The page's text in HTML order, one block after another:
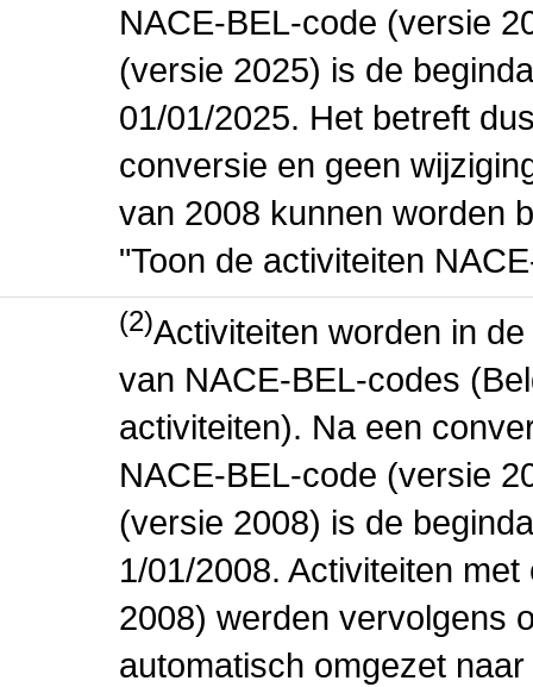
NACE-BEL-code (versie
(versie 2025) is de
01/01/2025. Het betreft
conversie en geen
van 2008 kunnen worden
"Toon de activiteiten
(2)Activiteiten worden in
van NACE-BEL-codes
activiteiten). Na een
NACE-BEL-code (versie
(versie 2008) is de
1/01/2008. Activiteiten
2008) werden vervolgens
automatisch omgezet